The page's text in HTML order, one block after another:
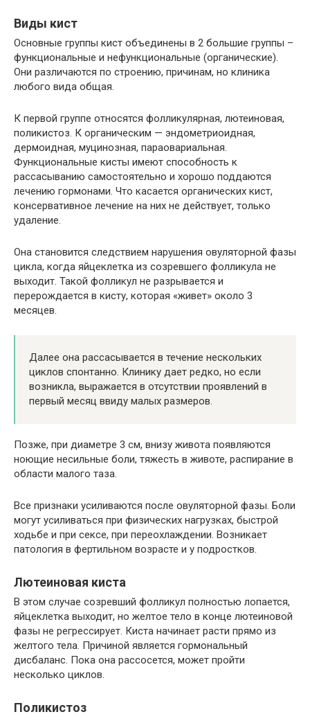
Виды кист
Основные группы кист объединены в 2 большие группы –
функциональные и нефункциональные (органические).
Они различаются по строению, причинам, но клиника
любого вида общая.
К первой группе относятся фолликулярная, лютеиновая,
поликистоз. К органическим — эндометриоидная,
дермоидная, муцинозная, параовариальная.
Функциональные кисты имеют способность к
рассасыванию самостоятельно и хорошо поддаются
лечению гормонами. Что касается органических кист,
консервативное лечение на них не действует, только
удаление.
Она становится следствием нарушения овуляторной фазы
цикла, когда яйцеклетка из созревшего фолликула не
выходит. Такой фолликул не разрывается и
перерождается в кисту, которая «живет» около 3
месяцев.
Далее она рассасывается в течение нескольких
циклов спонтанно. Клинику дает редко, но если
возникла, выражается в отсутствии проявлений в
первый месяц ввиду малых размеров.
Позже, при диаметре 3 см, внизу живота появляются
ноющие несильные боли, тяжесть в животе, распирание в
области малого таза.
Все признаки усиливаются после овуляторной фазы. Боли
могут усиливаться при физических нагрузках, быстрой
ходьбе и при сексе, при переохлаждении. Возникает
патология в фертильном возрасте и у подростков.
Лютеиновая киста
В этом случае созревший фолликул полностью лопается,
яйцеклетка выходит, но желтое тело в конце лютеиновой
фазы не регрессирует. Киста начинает расти прямо из
желтого тела. Причиной является гормональный
дисбаланс. Пока она рассосется, может пройти
несколько циклов.
Поликистоз